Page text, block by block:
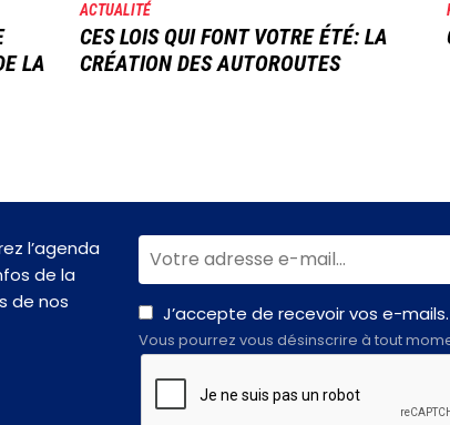
LA
ACTUALITÉ
CES LOIS QUI FONT VOTRE ÉTÉ: LA
CRÉATION DES AUTOROUTES
l’agenda
de la
de nos
J’accepte de recevoir vos e-mails.
Vous pourrez vous désinscrire à tout